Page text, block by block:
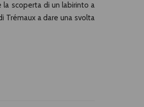
scoperta di un labirinto a
Trémaux a dare una svolta